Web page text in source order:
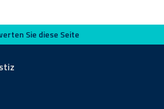
Seite
Sie diese Seite